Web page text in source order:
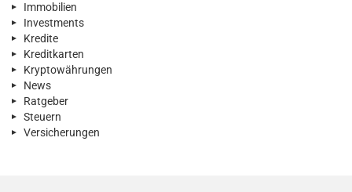
Immobilien
Investments
Kredite
Kreditkarten
Kryptowährungen
News
Ratgeber
Steuern
Versicherungen